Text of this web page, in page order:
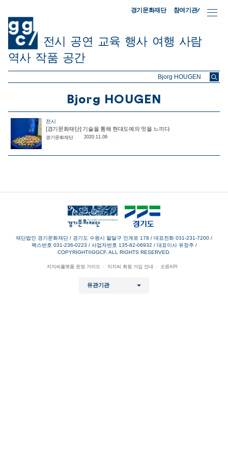
경기문화재단 참여기관/
전시 공연 교육 행사 여행 사람
역사 작품 공간
ggc/
Bjorg HOUGEN
전시
[경기문화재단] 기술을 통해 현대도예의 멋을 느끼다
경기문화재단 2020.11.09
재단법인 경기문화재단 / 경기도 수원시 팔달구 인계로 178 / 대표전화 031-231-7200 /
팩스번호 031-236-0223 / 사업자번호 135-82-06932 / 대표이사 유정주/
COPYRIGHT©GGCF. ALL RIGHTS RESERVED.
지지씨플랫폼 운영 가이드 지지씨 회원 가입 안내 오픈API